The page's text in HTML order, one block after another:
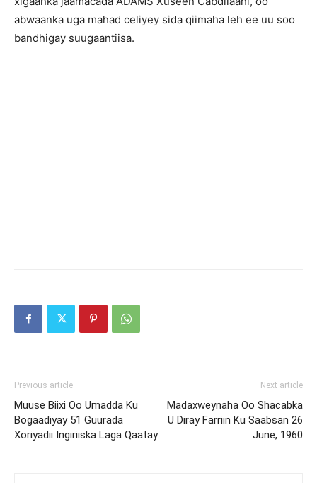
abwaanka uga mahad celiyey sida qiimaha leh ee uu soo
bandhigay suugaantiisa.
Previous article
Muuse Biixi Oo Umadda Ku
Bogaadiyay 51 Guurada
Xoriyadii Ingiriiska Laga Qaatay
Next article
Madaxweynaha Oo Shacabka
U Diray Farriin Ku Saabsan 26
June, 1960